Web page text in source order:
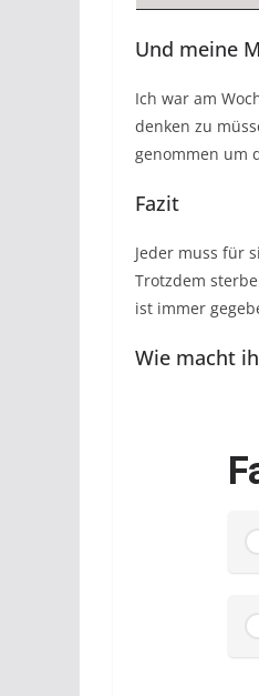
Und meine
Ich war am
denken zu
genommen um
Fazit
Jeder muss für
Trotzdem
ist immer
Wie macht